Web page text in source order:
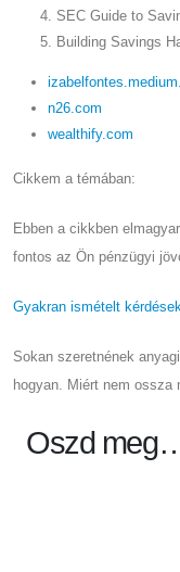
SEC Guide to
Building Savings
n26.com
wealthify.com
Cikkem a témában:
Ebben a cikkben
fontos az Ön pénzügyi
Gyakran ismételt
Sokan szeretnének
hogyan. Miért nem ossza
Oszd